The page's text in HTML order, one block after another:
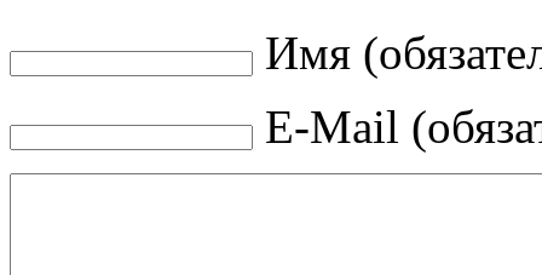
Имя
E-Mail